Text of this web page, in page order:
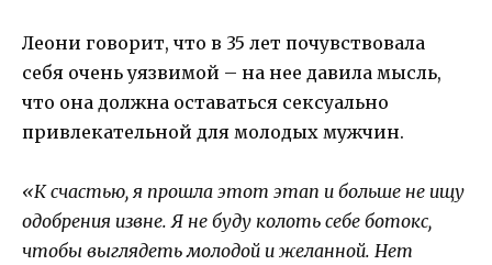
Леони говорит, что в 35 лет почувствовала
себя очень уязвимой – на нее давила мысль,
что она должна оставаться сексуально
привлекательной для молодых мужчин.
«К счастью, я прошла этот этап и больше не ищу
одобрения извне. Я не буду колоть себе ботокс,
чтобы выглядеть молодой и желанной. Нет